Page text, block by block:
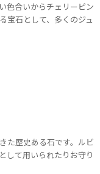
色合いからチェリーピン
宝石として、多くのジュ
た歴史ある石です。ルビ
して用いられたりお守り